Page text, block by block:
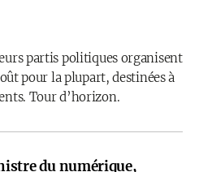
partis politiques organisent
pour la plupart, destinées à
Tour d’horizon.
du numérique,